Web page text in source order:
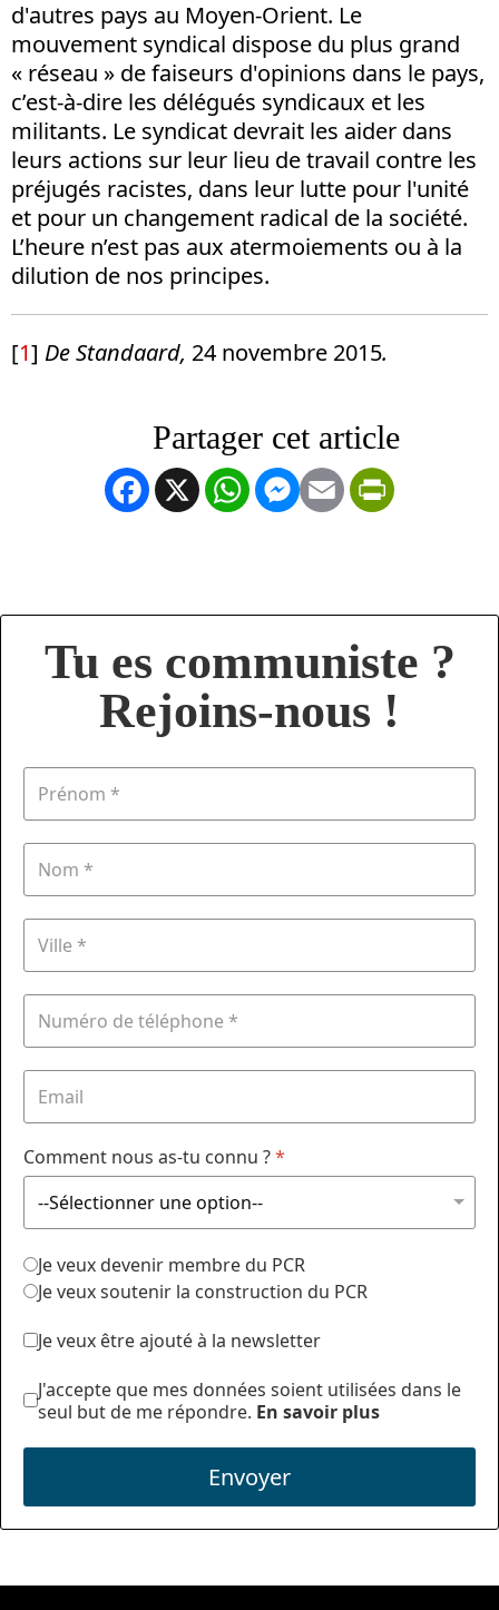
d'autres pays au Moyen-Orient. Le
mouvement syndical dispose du plus grand
« réseau » de faiseurs d'opinions dans le pays,
c’est-à-dire les délégués syndicaux et les
militants. Le syndicat devrait les aider dans
leurs actions sur leur lieu de travail contre les
préjugés racistes, dans leur lutte pour l'unité
et pour un changement radical de la société.
L’heure n’est pas aux atermoiements ou à la
dilution de nos principes.
[1] De Standaard, 24 novembre 2015.
Facebook
X WhatsApp
Messenger
Email
Tu es communiste ?
Rejoins-nous !
Comment nous as-tu connu ?*
Je veux devenir membre du PCR
Je veux soutenir la construction du PCR
Je veux être ajouté à la newsletter
J'accepte que mes données soient utilisées dans le
seul but de me répondre. En savoir plus
Envoyer